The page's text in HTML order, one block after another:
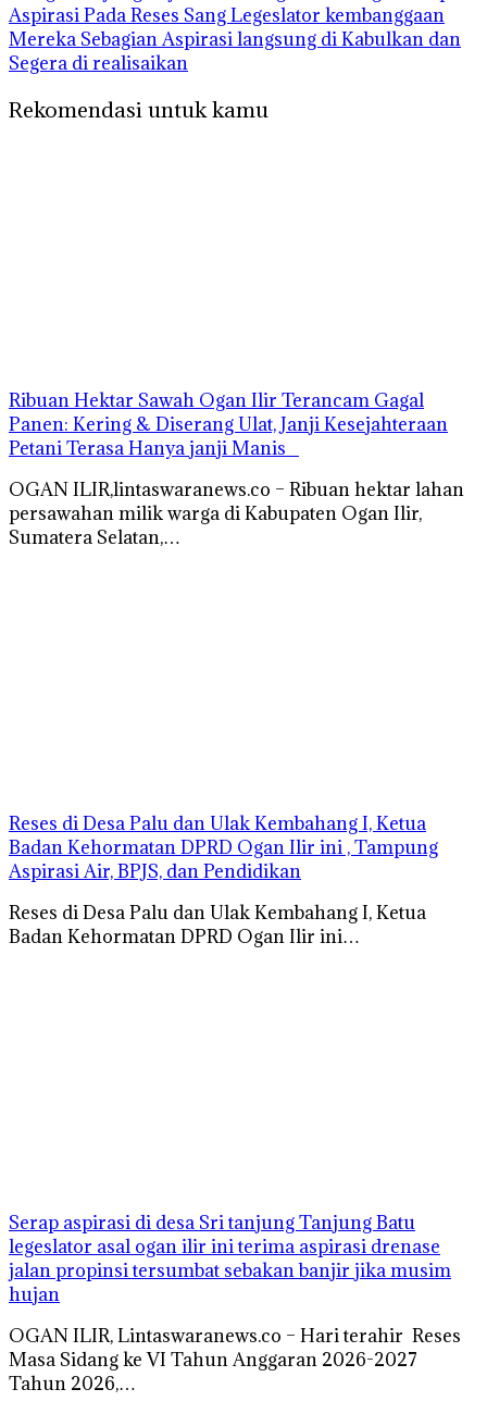
Aspirasi Pada Reses Sang Legeslator kembanggaan
Mereka Sebagian Aspirasi langsung di Kabulkan dan
Segera di realisaikan
Rekomendasi untuk kamu
Ribuan Hektar Sawah Ogan Ilir Terancam Gagal
Panen: Kering & Diserang Ulat, Janji Kesejahteraan
Petani Terasa Hanya janji Manis
OGAN ILIR,lintaswaranews.co – Ribuan hektar lahan
persawahan milik warga di Kabupaten Ogan Ilir,
Sumatera Selatan,…
Reses di Desa Palu dan Ulak Kembahang I, Ketua
Badan Kehormatan DPRD Ogan Ilir ini , Tampung
Aspirasi Air, BPJS, dan Pendidikan
Reses di Desa Palu dan Ulak Kembahang I, Ketua
Badan Kehormatan DPRD Ogan Ilir ini…
Serap aspirasi di desa Sri tanjung Tanjung Batu
legeslator asal ogan ilir ini terima aspirasi drenase
jalan propinsi tersumbat sebakan banjir jika musim
hujan
OGAN ILIR, Lintaswaranews.co – Hari terahir Reses
Masa Sidang ke VI Tahun Anggaran 2026-2027
Tahun 2026,…